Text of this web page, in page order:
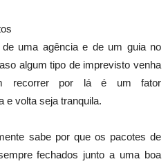
uma agência e de um guia no
algum tipo de imprevisto venha
recorrer por lá é um fator
e volta seja tranquila.
sabe por que os pacotes de
fechados junto a uma boa